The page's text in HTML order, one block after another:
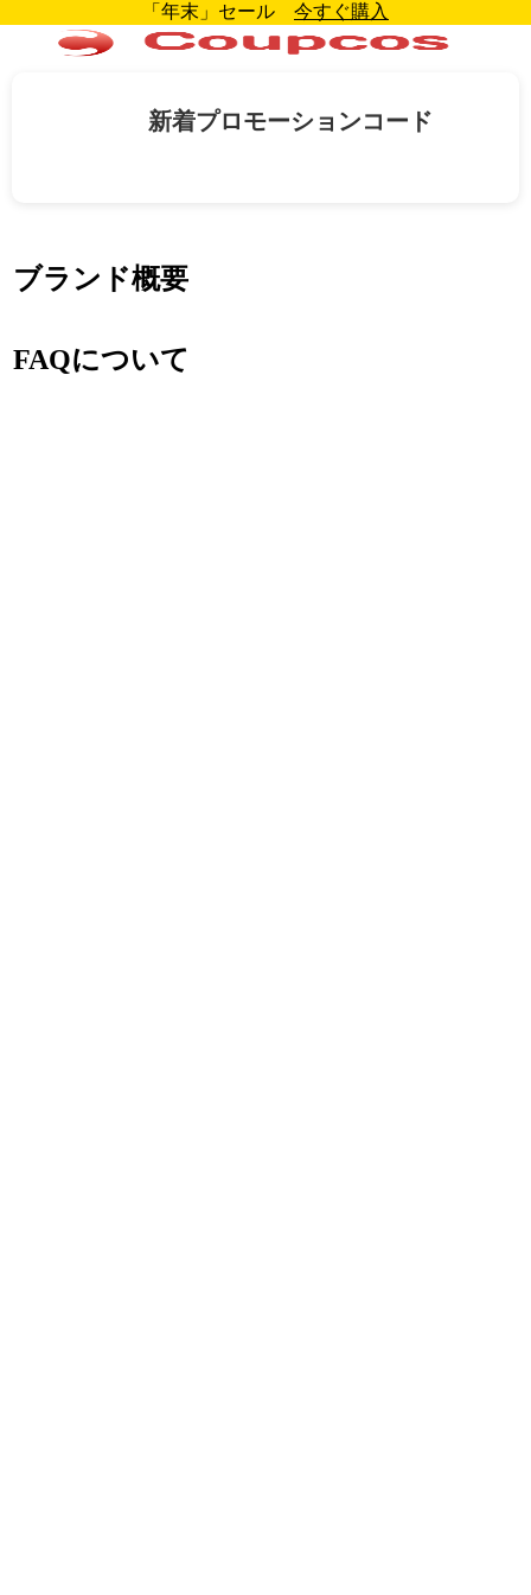
「年末」セール 今すぐ購入
新着プロモーションコード
ブランド概要
FAQについて